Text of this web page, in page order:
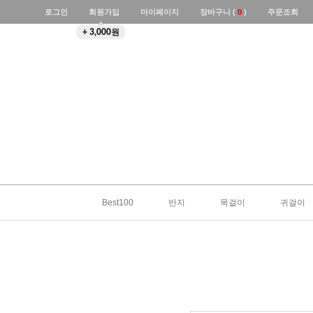
로그인 회원가입
+ 3,000원
마이페이지 장바구니 ( 0 ) 주문조회
Best100 반지 목걸이 귀걸이